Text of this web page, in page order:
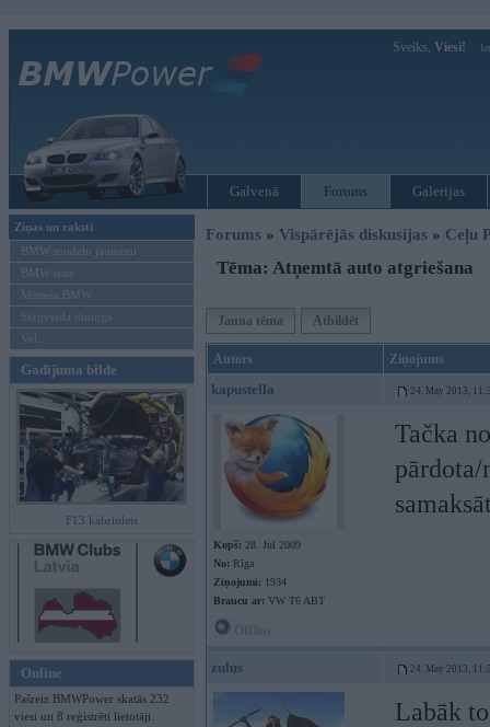
Sveiks, Viesi!
Galvenā Forums Galerijas
Ziņas un raksti
BMW modeļu jaunumi
BMW testi
Mēneša BMW
Sērijveida tūnings
Vel...
Gadījuma bilde
F13 kabriolets
Online
Pašreiz BMWPower skatās 232
viesi un 8 reģistrēti lietotāji.
Forums » Vispārējās diskusijas » Ceļu
Tēma: Atņemtā auto atgriešana
Jauna tēma Atbildēt
Autors Ziņojums
kapustella 24. May 2013,
Kopš: 28. Jul 2009
No: Rīga
Ziņojumi: 1934
Braucu ar: VW T6 ABT
Tačka
pārdota/
zulus 24. May 2013,
Labāk